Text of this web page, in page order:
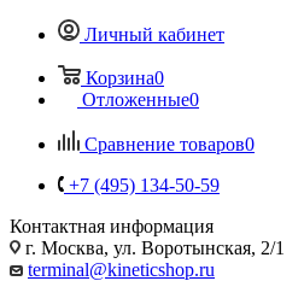
Личный кабинет
Корзина0
Отложенные0
Сравнение товаров0
+7 (495) 134-50-59
Контактная информация
г. Москва, ул. Воротынская, 2/1
terminal@kineticshop.ru